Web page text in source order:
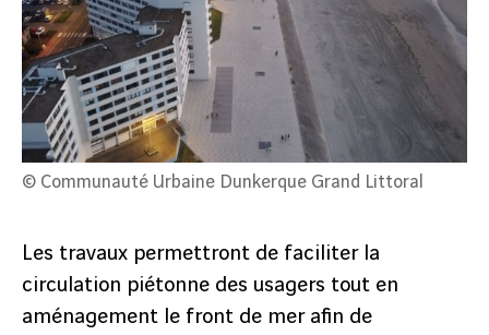
© Communauté Urbaine Dunkerque Grand Littoral
Les travaux permettront de faciliter la
circulation piétonne des usagers tout en
aménagement le front de mer afin de